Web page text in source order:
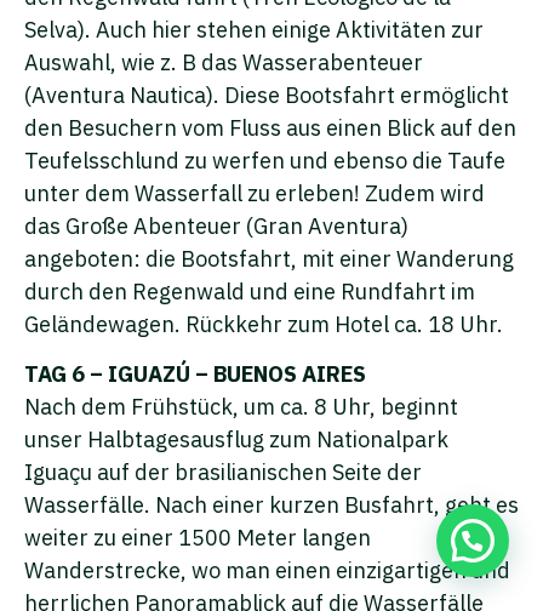
Selva). Auch hier stehen einige Aktivitäten zur
Auswahl, wie z. B das Wasserabenteuer
(Aventura Nautica). Diese Bootsfahrt ermöglicht
den Besuchern vom Fluss aus einen Blick auf den
Teufelsschlund zu werfen und ebenso die Taufe
unter dem Wasserfall zu erleben! Zudem wird
das Große Abenteuer (Gran Aventura)
angeboten: die Bootsfahrt, mit einer Wanderung
durch den Regenwald und eine Rundfahrt im
Geländewagen. Rückkehr zum Hotel ca. 18 Uhr.
TAG 6 – IGUAZÚ – BUENOS AIRES
Nach dem Frühstück, um ca. 8 Uhr, beginnt
unser Halbtagesausflug zum Nationalpark
Iguaçu auf der brasilianischen Seite der
Wasserfälle. Nach einer kurzen Busfahrt, geht es
weiter zu einer 1500 Meter langen
Wanderstrecke, wo man einen einzigartigen und
herrlichen Panoramablick auf die Wasserfälle